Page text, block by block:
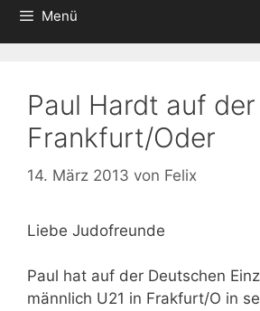
Menü
Paul Hardt auf
Frankfurt/Oder
14. März 2013 von Felix
Liebe Judofreunde
Paul hat auf der Deutschen
männlich U21 in Frakfurt/O in